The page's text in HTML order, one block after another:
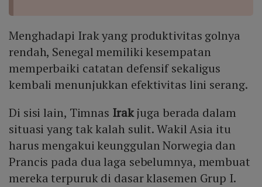
Menghadapi Irak yang produktivitas golnya
rendah, Senegal memiliki kesempatan
memperbaiki catatan defensif sekaligus
kembali menunjukkan efektivitas lini serang.
Di sisi lain, Timnas Irakjuga berada dalam
situasi yang tak kalah sulit. Wakil Asia itu
harus mengakui keunggulan Norwegia dan
Prancis pada dua laga sebelumnya, membuat
mereka terpuruk di dasar klasemen Grup I.